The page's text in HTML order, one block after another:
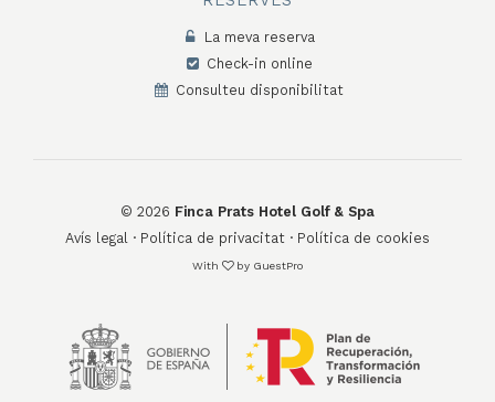
La meva reserva
Check-in online
Consulteu disponibilitat
© 2026 Finca Prats Hotel Golf & Spa
Avís legal · Política de privacitat · Política de cookies
With by GuestPro